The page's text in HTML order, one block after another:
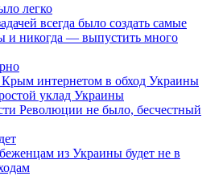
легко
всегда было создать самые
и никогда — выпустить много
Крым интернетом в обход Украины
уклад Украины
Революции не было, бесчестный
из Украины будет не в